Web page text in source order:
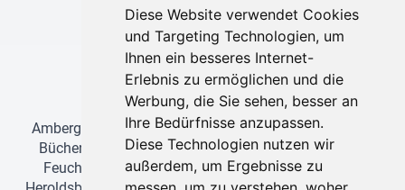
Diese Website verwendet Cookies
und Targeting Technologien, um
Ihnen ein besseres Internet-
Erlebnis zu ermöglichen und die
Werbung, die Sie sehen, besser an
Ihre Bedürfnisse anzupassen.
Diese Technologien nutzen wir
außerdem, um Ergebnisse zu
Einzugsgebiet für Busreisen
Amberg Ansbach•Bamberg•Bayreuth•Baiersdorf
Büchenbach
•Cadolzburg•Eggolsheim•Erlangen
Feucht
Forchheim•Fürth• Greding•Heilsbronn